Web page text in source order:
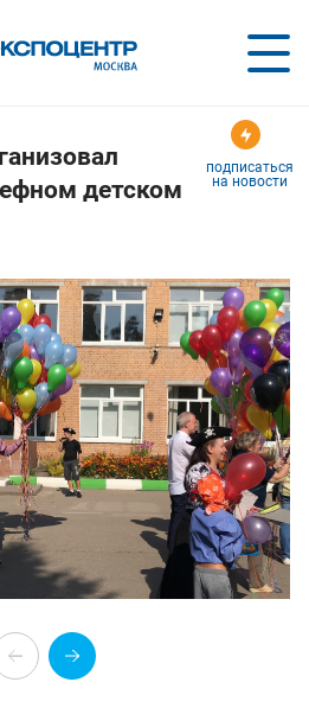
Your Success
вашего
подписаться
на новости
детском